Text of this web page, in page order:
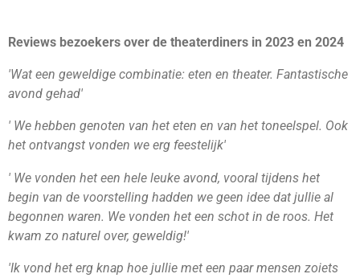
Reviews bezoekers over de theaterdiners in 2023 en 2024
'Wat een geweldige combinatie: eten en theater. Fantastische
avond gehad'
' We hebben genoten van het eten en van het toneelspel. Ook
het ontvangst vonden we erg feestelijk'
' We vonden het een hele leuke avond, vooral tijdens het
begin van de voorstelling hadden we geen idee dat jullie al
begonnen waren. We vonden het een schot in de roos. Het
kwam zo naturel over, geweldig!'
'Ik vond het erg knap hoe jullie met een paar mensen zoiets